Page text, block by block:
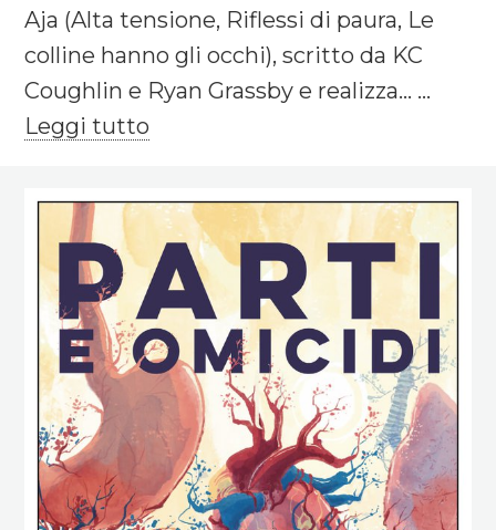
Aja (Alta tensione, Riflessi di paura, Le
colline hanno gli occhi), scritto da KC
Coughlin e Ryan Grassby e realizza... ...
Leggi tutto